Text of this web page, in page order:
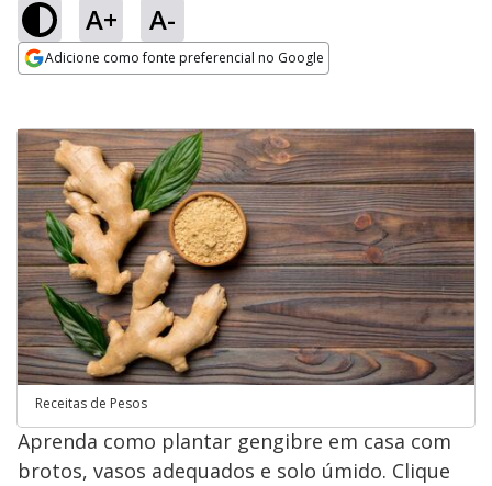
A+ A-
Adicione como fonte preferencial no Google
Receitas de Pesos
Aprenda como plantar gengibre em casa com
brotos, vasos adequados e solo úmido. Clique